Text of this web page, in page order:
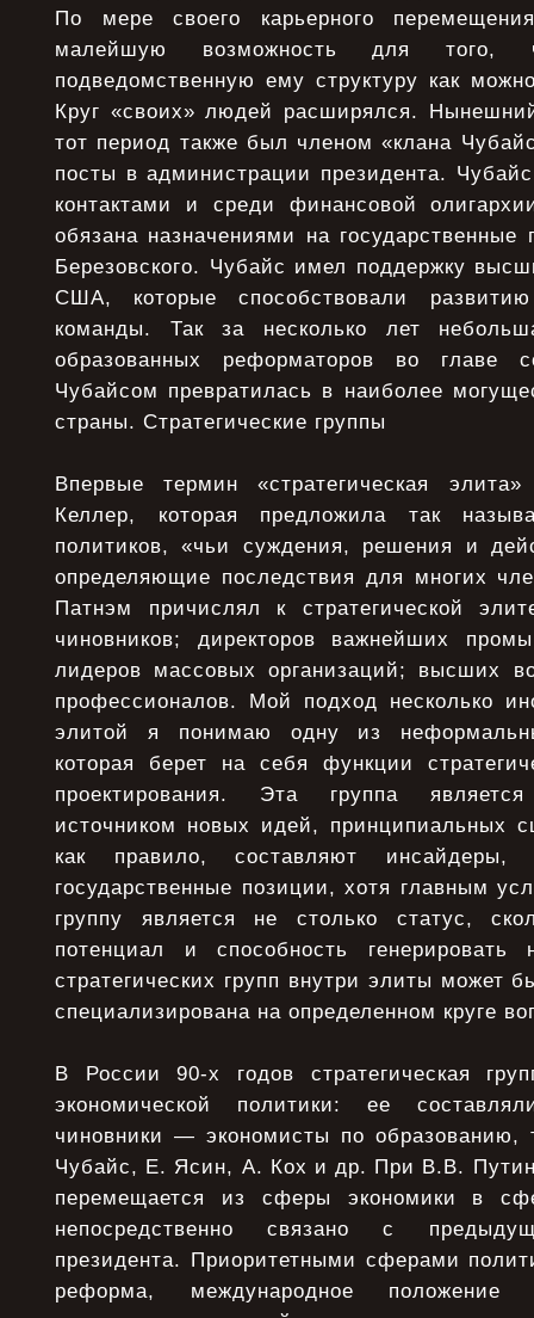
По мере своего карьерного
малейшую возможность для того,
подведомственную ему структуру как
Круг «своих» людей расширялся.
тот период также был членом «клана
посты в администрации президента.
контактами и среди финансовой
обязана назначениями на
Березовского. Чубайс имел поддержку
США, которые способствовали
команды. Так за несколько лет
образованных реформаторов во
Чубайсом превратилась в наиболее
страны. Стратегические группы
Впервые термин «стратегическая
Келлер, которая предложила так
политиков, «чьи суждения, решения и
определяющие последствия для многих
Патнэм причислял к стратегической
чиновников; директоров важнейших
лидеров массовых организаций; высших
профессионалов. Мой подход несколько
элитой я понимаю одну из
которая берет на себя функции
проектирования. Эта группа
источником новых идей, принципиальных
как правило, составляют инсайдеры,
государственные позиции, хотя главным
группу является не столько статус,
потенциал и способность
стратегических групп внутри элиты может
специализирована на определенном круге
В России 90-х годов стратегическая
экономической политики: ее
чиновники — экономисты по образованию,
Чубайс, Е. Ясин, А. Кох и др. При В.В.
перемещается из сферы экономики в
непосредственно связано с
президента. Приоритетными сферами
реформа, международное